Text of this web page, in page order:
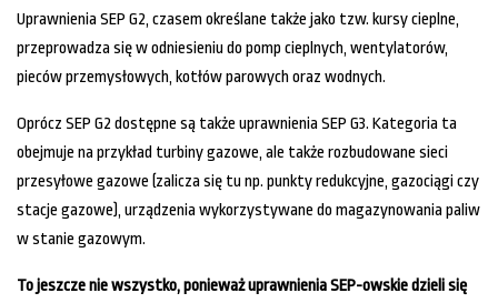
Uprawnienia SEP G2, czasem określane także jako tzw. kursy cieplne,
przeprowadza się w odniesieniu do pomp cieplnych, wentylatorów,
pieców przemysłowych, kotłów parowych oraz wodnych.
Oprócz SEP G2 dostępne są także uprawnienia SEP G3. Kategoria ta
obejmuje na przykład turbiny gazowe, ale także rozbudowane sieci
przesyłowe gazowe (zalicza się tu np. punkty redukcyjne, gazociągi czy
stacje gazowe), urządzenia wykorzystywane do magazynowania paliw
w stanie gazowym.
To jeszcze nie wszystko, ponieważ uprawnienia SEP-owskie dzieli się